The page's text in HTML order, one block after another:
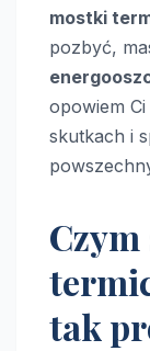
mostki
pozbyć,
opowiem
skutkach i
tak